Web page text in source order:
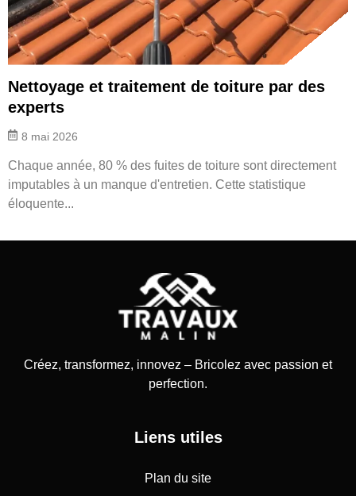
Nettoyage et traitement de toiture par des
experts
8 mai 2026
Chaque année, 80 % des fuites de toiture sont directement
imputables à un manque d'entretien. Cette statistique
éloquente...
Créez, transformez, innovez – Bricolez avec passion et
perfection.
Liens utiles
Plan du site